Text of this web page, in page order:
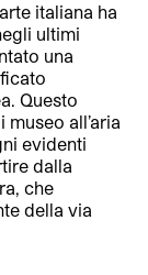
italiana ha
ultimi
una
Questo
all’aria
evidenti
dalla
che
della via